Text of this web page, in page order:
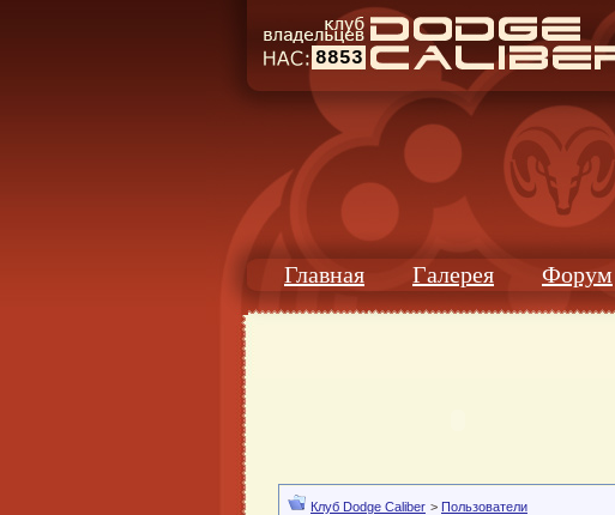
8853
Главная Галерея Форум
Клуб Dodge Caliber > Пользователи